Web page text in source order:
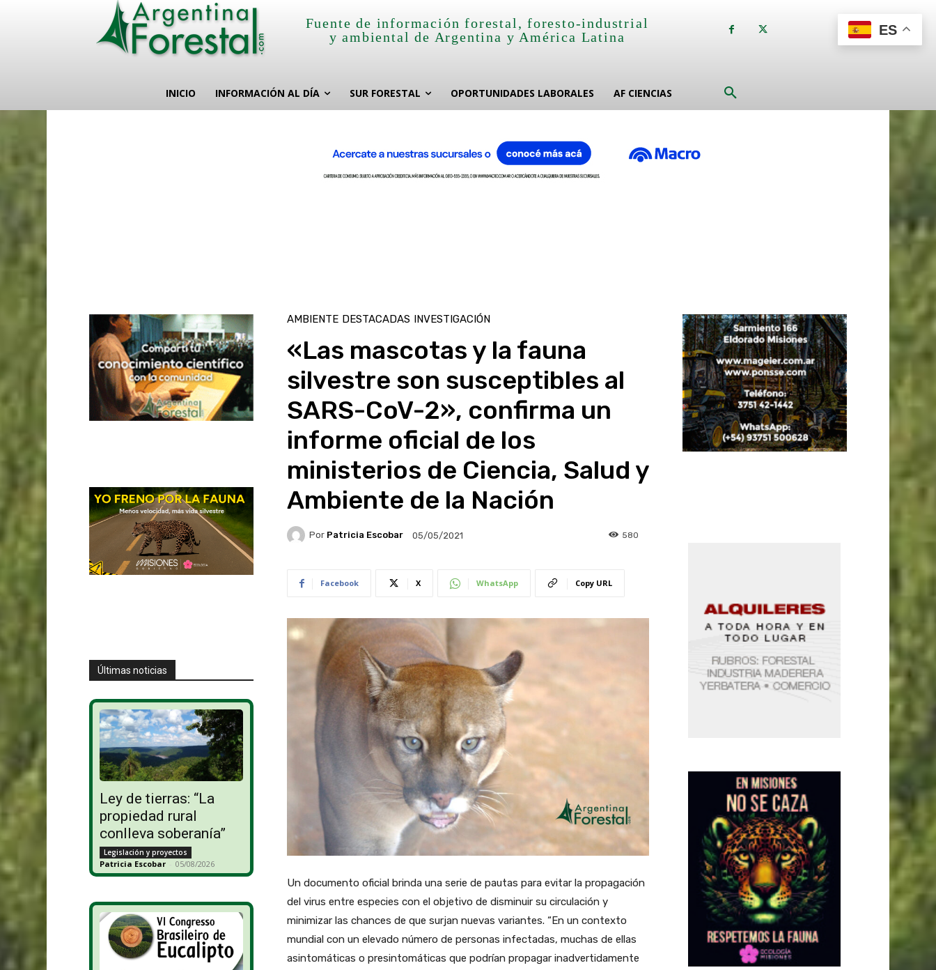
Fuente de información forestal, foresto-industrial
y ambiental de Argentina y América Latina
INICIO INFORMACIÓN AL DÍA SUR FORESTAL OPORTUNIDADES LABORALES AF CIENCIAS
Últimas noticias
Ley de tierras: “La
propiedad rural
conlleva soberanía”
Legislación y proyectos
Patricia Escobar - 05/08/2026
AMBIENTE DESTACADAS INVESTIGACIÓN
«Las mascotas y la fauna
silvestre son susceptibles al
SARS-CoV-2», confirma un
informe oficial de los
ministerios de Ciencia, Salud y
Ambiente de la Nación
Por Patricia Escobar 05/05/2021 580
Facebook X WhatsApp Copy URL
Un documento oficial brinda una serie de pautas para evitar la propagación
del virus entre especies con el objetivo de disminuir su circulación y
minimizar las chances de que surjan nuevas variantes. “En un contexto
mundial con un elevado número de personas infectadas, muchas de ellas
asintomáticas o presintomáticas que podrían propagar inadvertidamente
ES